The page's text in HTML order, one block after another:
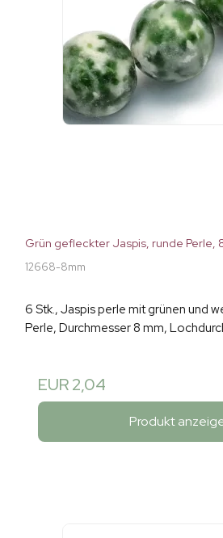
Grün gefleckter Jaspis, runde Perle,
12668-8mm
6 Stk., Jaspis perle mit grünen und
Perle, Durchmesser 8 mm,
EUR 2,04
Produkt